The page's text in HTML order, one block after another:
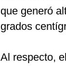
que generó
grados
Al respecto,